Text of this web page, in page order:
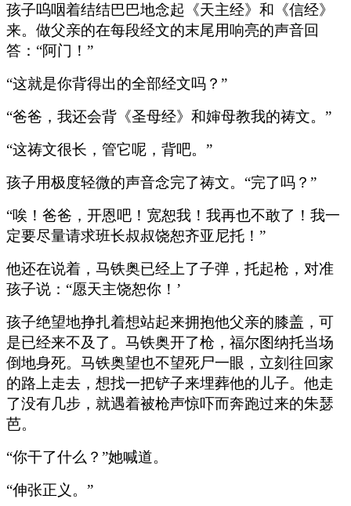
孩子呜咽着结结巴巴地念起《天主经》和《信经》
来。做父亲的在每段经文的末尾用响亮的声音回
答：“阿门！”
“这就是你背得出的全部经文吗？”
“爸爸，我还会背《圣母经》和婶母教我的祷文。”
“这祷文很长，管它呢，背吧。”
孩子用极度轻微的声音念完了祷文。“完了吗？”
“唉！爸爸，开恩吧！宽恕我！我再也不敢了！我一
定要尽量请求班长叔叔饶恕齐亚尼托！”
他还在说着，马铁奥已经上了子弹，托起枪，对准
孩子说：“愿天主饶恕你！’
孩子绝望地挣扎着想站起来拥抱他父亲的膝盖，可
是已经来不及了。马铁奥开了枪，福尔图纳托当场
倒地身死。马铁奥望也不望死尸一眼，立刻往回家
的路上走去，想找一把铲子来埋葬他的儿子。他走
了没有几步，就遇着被枪声惊吓而奔跑过来的朱瑟
芭。
“你干了什么？”她喊道。
“伸张正义。”